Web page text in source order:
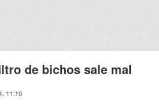
de bichos sale mal
11:10